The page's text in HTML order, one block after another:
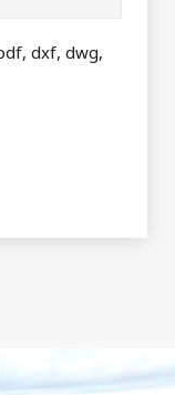
dxf, dwg,